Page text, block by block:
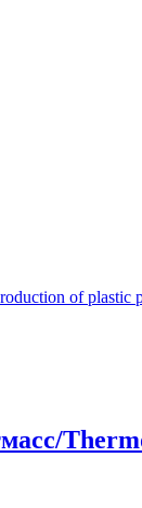
of plastic